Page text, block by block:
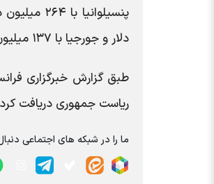
دلار و جورجیا با ۱۳۷ میلیون دلار در رتبه‌های بعدی قرار دارند.
ریاست جمهوری دریافت کردند که تنها ۱۷ درصد از کل هزینه‌ها را
ما را در شبکه های اجتماعی